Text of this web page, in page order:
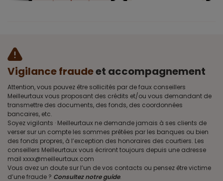
Vigilance fraudeet accompagnement
Attention, vous pouvez être sollicités par de faux conseillers
Meilleurtaux vous proposant des crédits et/ou vous demandant de
transmettre des documents, des fonds, des coordonnées
bancaires, etc.
Soyez vigilants · Meilleurtaux ne demande jamais à ses clients de
verser sur un compte les sommes prêtées par les banques ou bien
des fonds propres, à l’exception des honoraires des courtiers. Les
conseillers Meilleurtaux vous écriront toujours depuis une adresse
mail xxxx@meilleurtaux.com
Vous avez un doute sur l’un de vos contacts ou pensez être victime
d’une fraude ? Consultez notre guide.